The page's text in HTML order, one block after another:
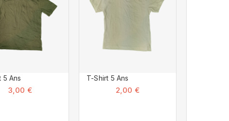
5 Ans
3,00 €
T-Shirt 5 Ans
2,00 €